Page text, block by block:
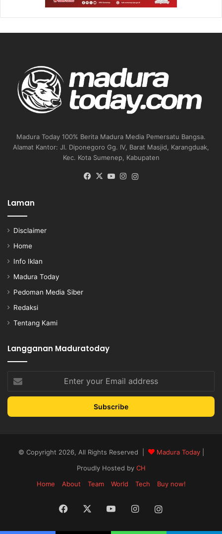
Madura Today 100% Berita Madura Media Pemersatu Bangsa.
Alamat Kantor: Jl. Diponegoro Gg. IV, Barat Masjid, Karangduak,
Kec. Kota Sumenep, Kabupaten
Facebook
X YouTubeInstagram
Laman
Disclaimer
Home
Info Iklan
Madura Today
Pedoman Media Siber
Redaksi
Tentang Kami
Langganan Maduratoday
your
Email
© Copyright 2026, All Rights Reserved | Madura Today
Proudly Hosted by CH
Home
About Team World Tech Buy now!
Facebook YouTubeInstagram